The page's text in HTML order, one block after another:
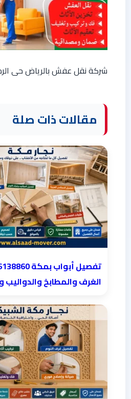
شركة نقل عفش بالرياض حى
مقالات ذات صلة
الغرف والمطابخ والدواليب